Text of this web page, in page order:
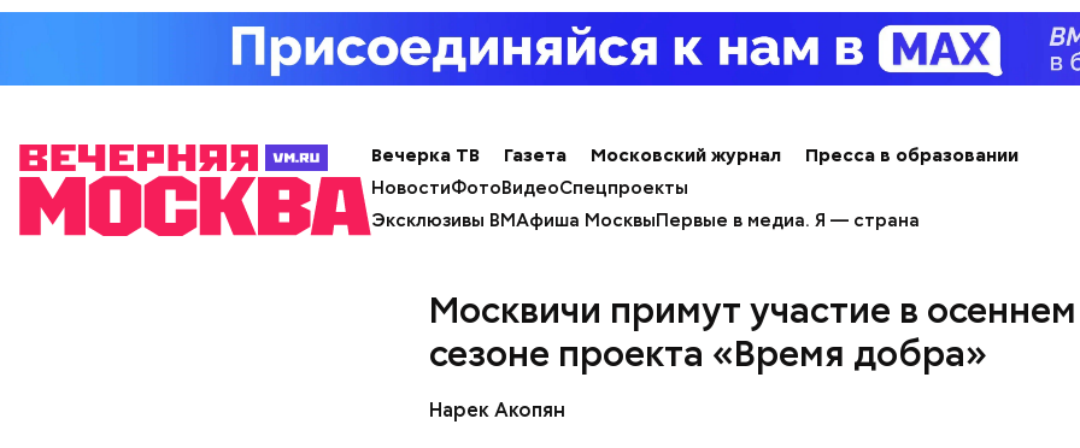
Вечерка ТВ Газета Московский журнал
Пресса в образовании
НовостиФотоВидеоСпецпроекты
Эксклюзивы ВМАфиша МосквыПервые в медиа. Я — страна
Москвичи примут участие в осеннем
сезоне проекта «Время добра»
Нарек Акопян